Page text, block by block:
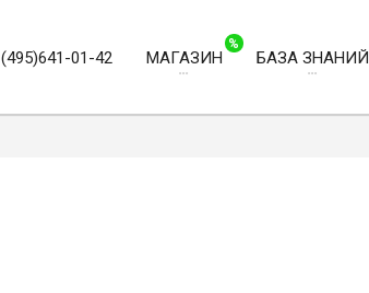
(495)641-01-42 МАГАЗИН
%
БАЗА ЗНАНИЙ